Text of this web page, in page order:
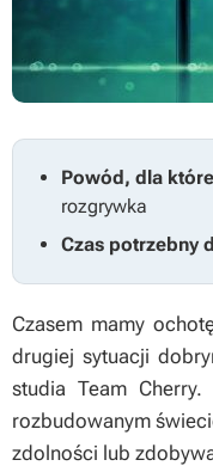
Powód, dla
rozgrywka
Czas potrzebny
Czasem mamy
drugiej sytuacji
studia Team
rozbudowanym
zdolności lub